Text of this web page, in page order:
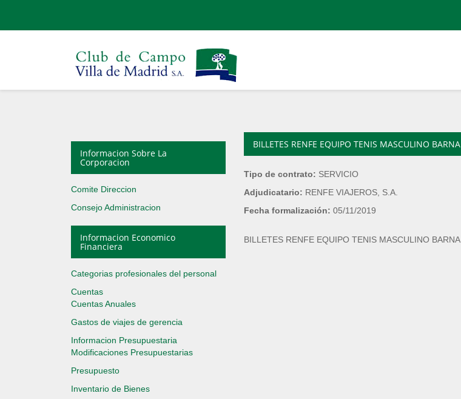
Informacion Sobre La
Corporacion
Comite Direccion
Consejo Administracion
Informacion Economico
Financiera
Categorias profesionales del personal
Cuentas
Cuentas Anuales
Gastos de viajes de gerencia
Informacion Presupuestaria
Modificaciones Presupuestarias
Presupuesto
Inventario de Bienes
BILLETES RENFE EQUIPO TENIS MASCULINO BARNA
Tipo de contrato: SERVICIO
Adjudicatario: RENFE VIAJEROS, S.A.
Fecha formalización: 05/11/2019
BILLETES RENFE EQUIPO TENIS MASCULINO BARNA